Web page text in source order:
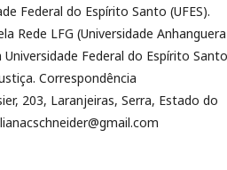
Federal do Espírito Santo (UFES).
Rede LFG (Universidade
Federal do Espírito Santo
Correspondência
203, Laranjeiras, Serra, Estado do